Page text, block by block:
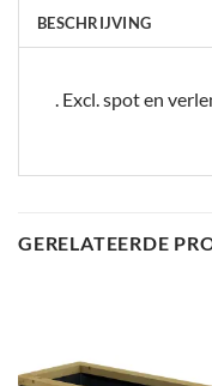
BESCHRIJVING
. Excl. spot en
GERELATEERDE